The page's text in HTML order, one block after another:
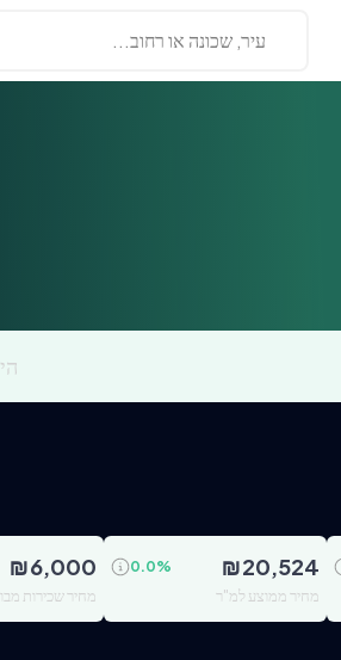
עיר, שכונה או רחוב...
₪20,524
0.0%
מחיר ממוצע למ"ר
₪6,000
מחיר שכירות